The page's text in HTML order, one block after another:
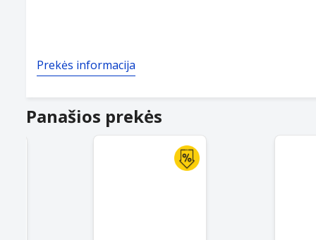
Prekės informacija
Panašios prekės